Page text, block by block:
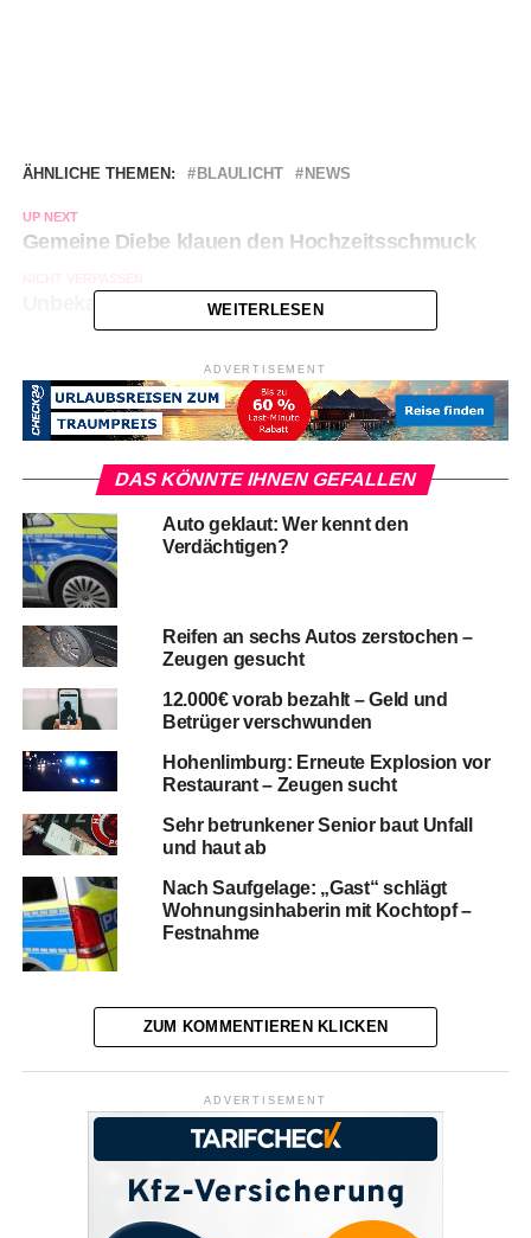
ÄHNLICHE THEMEN: BLAULICHT NEWS
UP NEXT
Gemeine Diebe klauen den Hochzeitsschmuck
Unbekannte laufen über Streifenwagen
WEITERLESEN
ADVERTISEMENT
DAS KÖNNTE IHNEN GEFALLEN
Auto geklaut: Wer kennt den
Verdächtigen?
Reifen an sechs Autos zerstochen –
Zeugen gesucht
12.000€ vorab bezahlt – Geld und
Betrüger verschwunden
Hohenlimburg: Erneute Explosion vor
Restaurant – Zeugen sucht
Sehr betrunkener Senior baut Unfall
und haut ab
Nach Saufgelage: „Gast“ schlägt
Wohnungsinhaberin mit Kochtopf –
Festnahme
ZUM KOMMENTIEREN KLICKEN
ADVERTISEMENT